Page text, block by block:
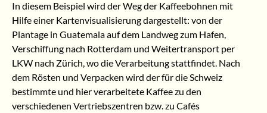
In diesem Beispiel wird der Weg der Kaffeebohnen mit
Hilfe einer Kartenvisualisierung dargestellt: von der
Plantage in Guatemala auf dem Landweg zum Hafen,
Verschiffung nach Rotterdam und Weitertransport per
LKW nach Zürich, wo die Verarbeitung stattfindet. Nach
dem Rösten und Verpacken wird der für die Schweiz
bestimmte und hier verarbeitete Kaffee zu den
verschiedenen Vertriebszentren bzw. zu Cafés